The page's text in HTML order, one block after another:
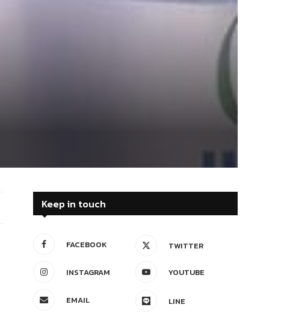
Keep in touch
FACEBOOK TWITTER
INSTAGRAM YOUTUBE
EMAIL LINE